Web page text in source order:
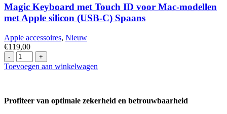
hoeveelheid
Magic Keyboard met Touch ID voor Mac-modellen
met Apple silicon (USB-C) Spaans
Apple accessoires, Nieuw
€119,00
Magic
Keyboard
voor
Toevoegen aan winkelwagen
Profiteer van optimale zekerheid en betrouwbaarheid